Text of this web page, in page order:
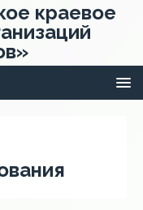
краевое